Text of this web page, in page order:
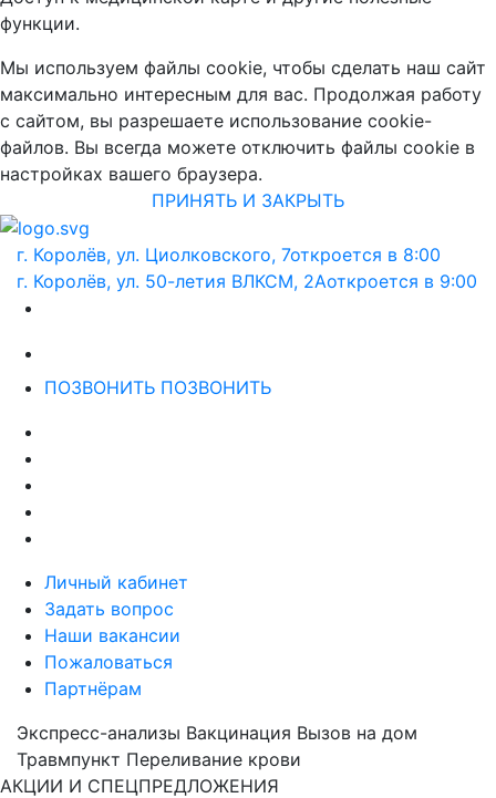
функции.
Мы используем файлы cookie, чтобы сделать наш сайт
максимально интересным для вас. Продолжая работу
с сайтом, вы разрешаете использование cookie-
файлов. Вы всегда можете отключить файлы cookie в
настройках вашего браузера.
ПРИНЯТЬ И ЗАКРЫТЬ
г. Королёв, ул. Циолковского, 7откроется в 8:00
г. Королёв, ул. 50-летия ВЛКСМ, 2Аоткроется в 9:00
ПОЗВОНИТЬ ПОЗВОНИТЬ
Личный кабинет
Задать вопрос
Наши вакансии
Пожаловаться
Партнёрам
Экспресс-анализы Вакцинация Вызов на дом
Травмпункт Переливание крови
АКЦИИ И СПЕЦПРЕДЛОЖЕНИЯ